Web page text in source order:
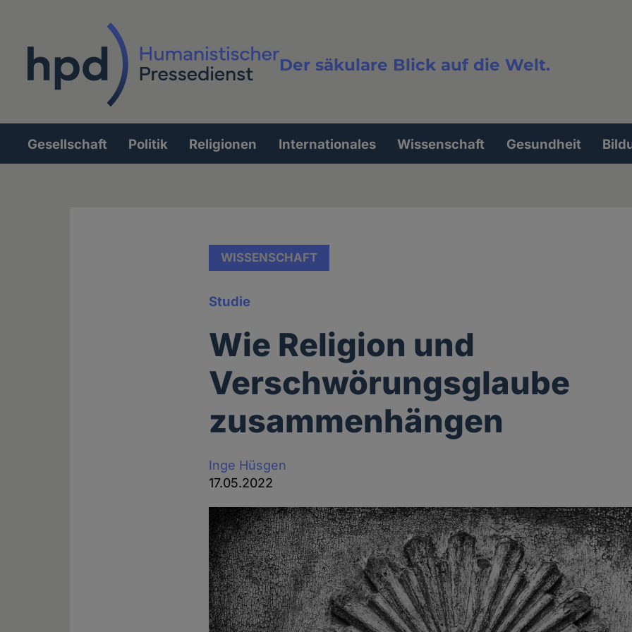
Der säkulare Blick auf die Welt.
Volltextsuche
Hauptnavigation
Gesellschaft Politik Religionen Internationales Wissenschaft Gesundheit
WISSENSCHAFT
Studie
Wie Religion und
Verschwörungsglaube
zusammenhängen
Inge Hüsgen
17.05.2022